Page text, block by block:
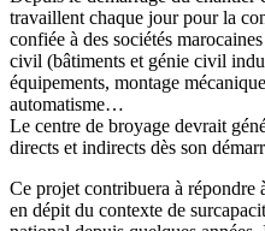
travaillent chaque jour pour la
confiée à des sociétés
civil (bâtiments et génie civil
équipements, montage
automatisme…
Le centre de broyage devrait
directs et indirects dès son
Ce projet contribuera à répondre
en dépit du contexte de